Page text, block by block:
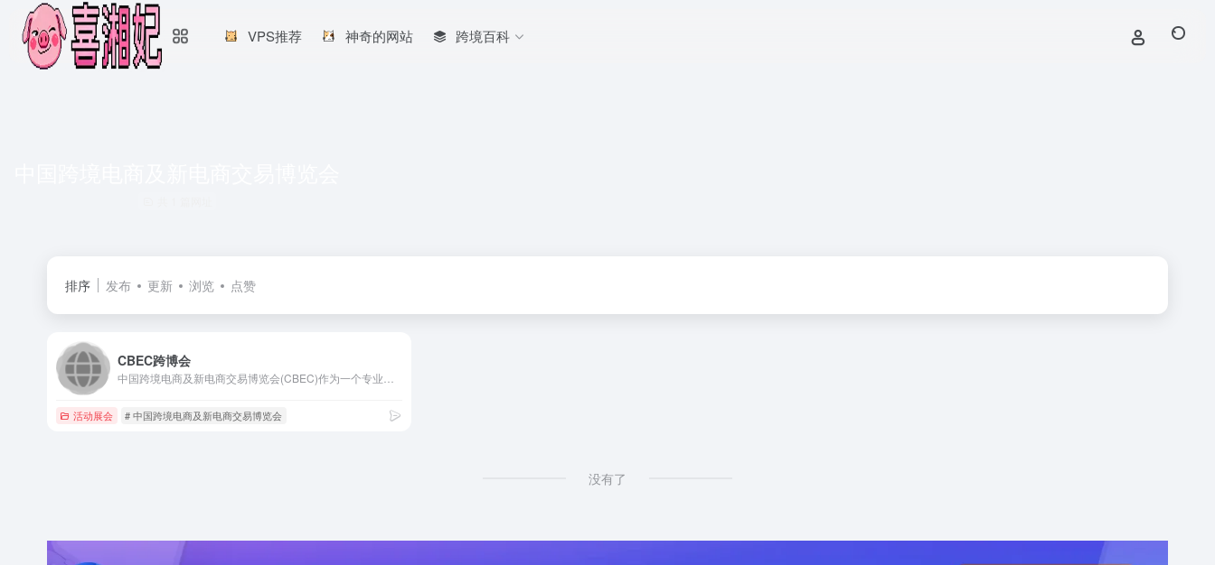
VPS推荐 神奇的网站 跨境百科
排序 发布 更新 浏览 点赞
CBEC跨博会
活动展会 # 中国跨境电商及新电商交易博览会
没有了